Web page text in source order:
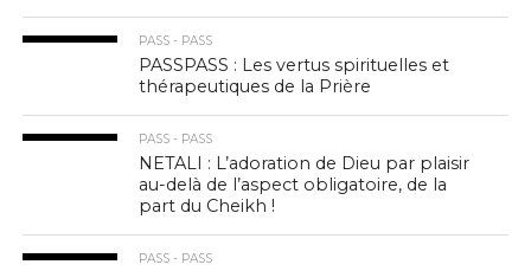
PASS - PASS
PASSPASS : Les vertus spirituelles et
thérapeutiques de la Prière
PASS - PASS
NETALI : L’adoration de Dieu par plaisir
au-delà de l’aspect obligatoire, de la
part du Cheikh !
PASS - PASS